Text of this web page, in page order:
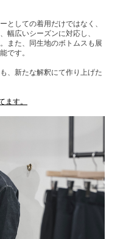
としての着用だけではなく、
幅広いシーズンに対応し、
また、同生地のボトムスも展
です。
、新たな解釈にて作り上げた
す。